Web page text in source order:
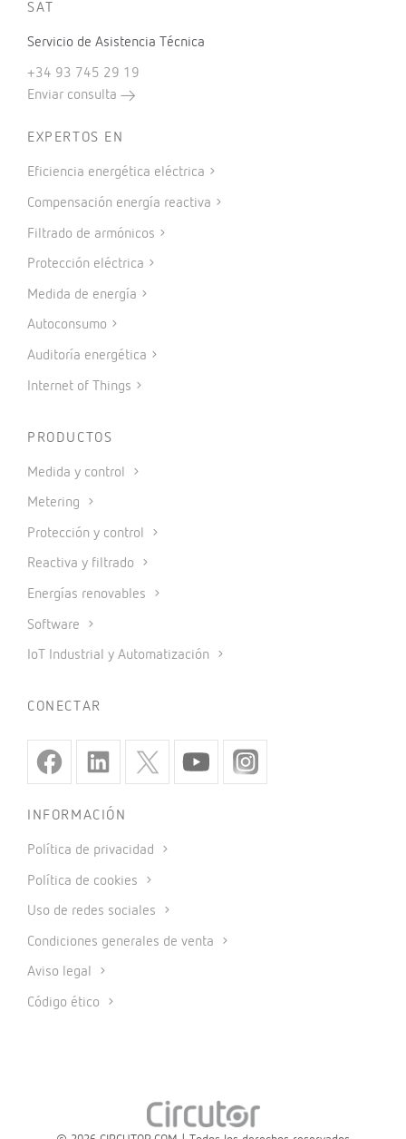
SAT
Servicio de Asistencia Técnica
+34 93 745 29 19
Enviar consulta
EXPERTOS EN
Eficiencia energética eléctrica
Compensación energía reactiva
Filtrado de armónicos
Protección eléctrica
Medida de energía
Autoconsumo
Auditoría energética
Internet of Things
PRODUCTOS
Medida y control
Metering
Protección y control
Reactiva y filtrado
Energías renovables
Software
IoT Industrial y Automatización
CONECTAR
INFORMACIÓN
Política de privacidad
Política de cookies
Uso de redes sociales
Condiciones generales de venta
Aviso legal
Código ético